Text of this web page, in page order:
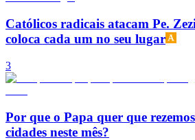
Católicos radicais atacam Pe.
coloca cada um no seu lugar
3
Por que o Papa quer que
cidades neste mês?